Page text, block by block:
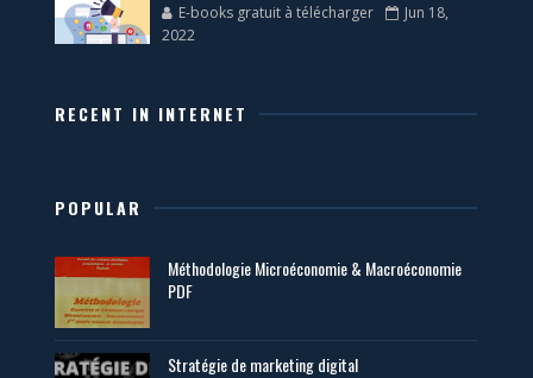
E-books gratuit à télécharger
Jun 18,
2022
RECENT IN INTERNET
POPULAR
Méthodologie Microéconomie & Macroéconomie
PDF
Stratégie de marketing digital